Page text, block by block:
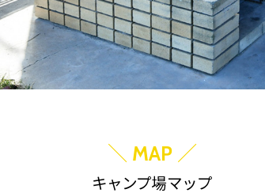
＼ MAP／
キャンプ場マップ